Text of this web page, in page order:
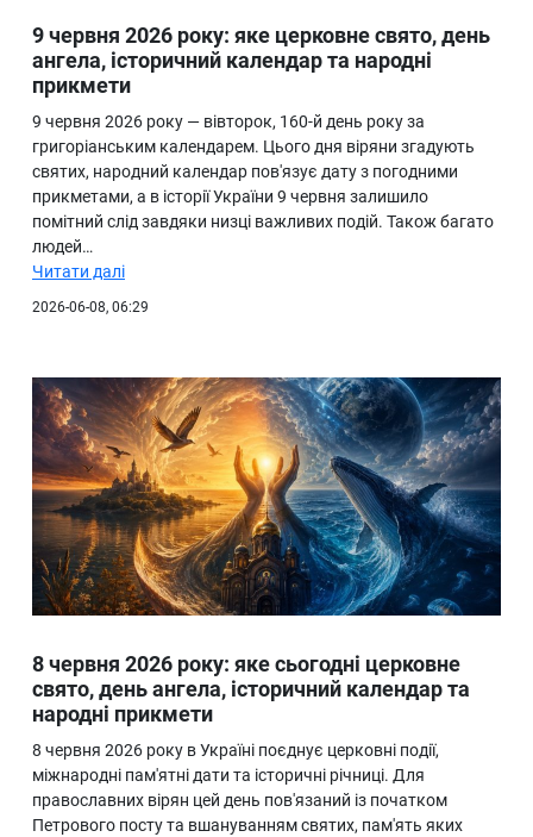
9 червня 2026 року: яке церковне свято, день
ангела, історичний календар та народні
прикмети
9 червня 2026 року — вівторок, 160-й день року за
григоріанським календарем. Цього дня віряни згадують
святих, народний календар пов'язує дату з погодними
прикметами, а в історії України 9 червня залишило
помітний слід завдяки низці важливих подій. Також багато
людей…
Читати далі
2026-06-08, 06:29
8 червня 2026 року: яке сьогодні церковне
свято, день ангела, історичний календар та
народні прикмети
8 червня 2026 року в Україні поєднує церковні події,
міжнародні пам'ятні дати та історичні річниці. Для
православних вірян цей день пов'язаний із початком
Петрового посту та вшануванням святих, пам'ять яких